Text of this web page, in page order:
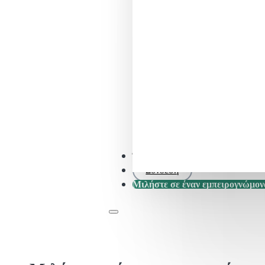
Σύνδεση
Μιλήστε σε έναν